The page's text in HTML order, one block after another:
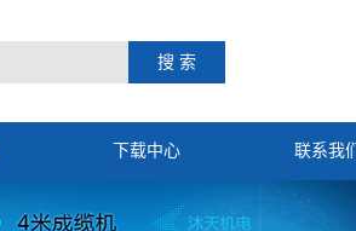
搜 索
下载中心 联系我们